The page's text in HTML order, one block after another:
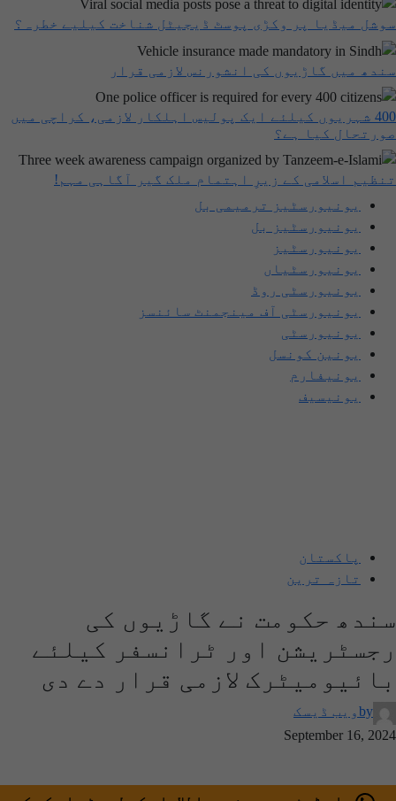
سوشل میڈیا پر وکڑی پوسٹ ڈیجیٹل شناخت کیلیے خطرہ؟
سندھ میں گاڑیوں کی انشورنس لازمی قرار
400 شہریوں کیلئے ایک پولیس اہلکار لازمی، کراچی میں
صورتحال کیا ہے؟
تنظیم اسلامی کے زیرِ اہتمام ملک گیر آگاہی مہم!
یونیورسٹیز ترمیمی بل
یونیورسٹیز بل
یونیورسٹیز
یونیورسٹیاں
یونیورسٹی روڈ
یونیورسٹی آف مینجمنٹ سائنسز
یونیورسٹی
یونین کونسل
یونیفارم
یونیسیف
پاکستان
تازہ ترین
سندھ حکومت نے گاڑیوں کی
رجسٹریشن اور ٹرانسفر کیلئے
بائیومیٹرک لازمی قرار دے دی
byویب ڈیسک
September 16, 2024